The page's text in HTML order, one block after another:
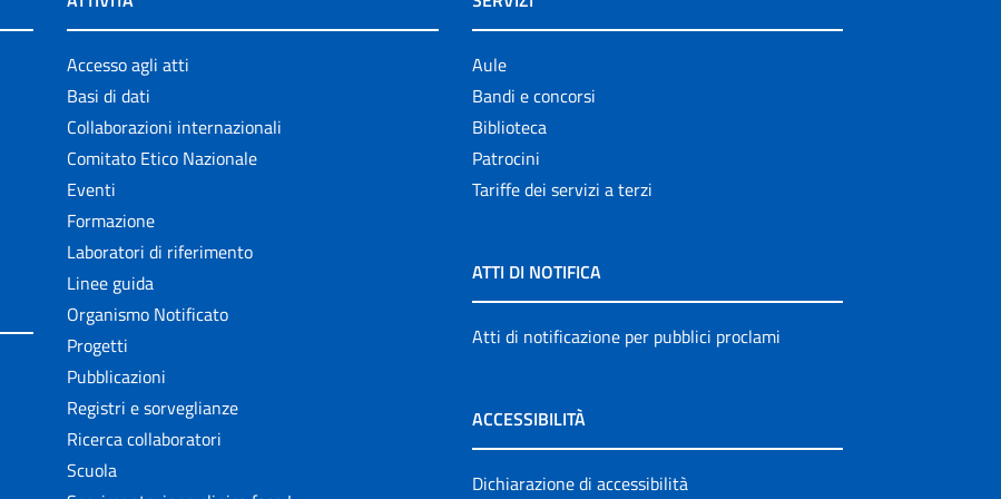
Accesso agli atti
Basi di dati
Collaborazioni internazionali
Comitato Etico Nazionale
Eventi
Formazione
Laboratori di riferimento
Linee guida
Organismo Notificato
Progetti
Pubblicazioni
Registri e sorveglianze
Ricerca collaboratori
Scuola
Aule
Bandi e concorsi
Biblioteca
Patrocini
Tariffe dei servizi a terzi
ATTI DI NOTIFICA
Atti di notificazione per pubblici proclami
ACCESSIBILITÀ
Dichiarazione di accessibilità